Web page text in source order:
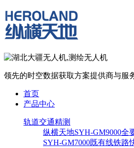
领先的时空数据获取方案提供商与服
首页
产品中心
轨道交通精测
纵横天地SYH-GM9000全
SYH-GM7000既有线铁路